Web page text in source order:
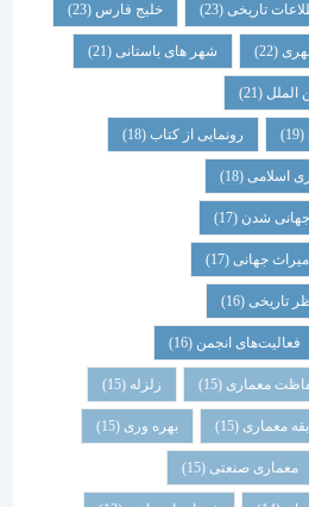
(23) خلیج فارس(23)
شهر های باستانی (21)
رونمایی از کتاب (18)
(18)
(17)
(17)
(16)
انجمن(16)
(15) زلزله
(15) بهره وری(15)
صنعتی(15)